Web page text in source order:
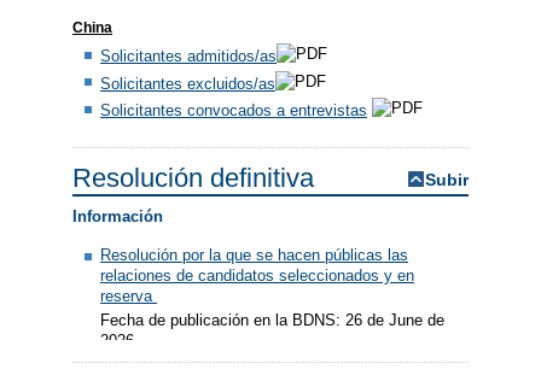
China
Solicitantes admitidos/as
Solicitantes excluidos/as
Solicitantes convocados a entrevistas
Resolución definitiva Subir
Información
Resolución por la que se hacen públicas las
relaciones de candidatos seleccionados y en
reserva
Fecha de publicación en la BDNS: 26 de June de
2026